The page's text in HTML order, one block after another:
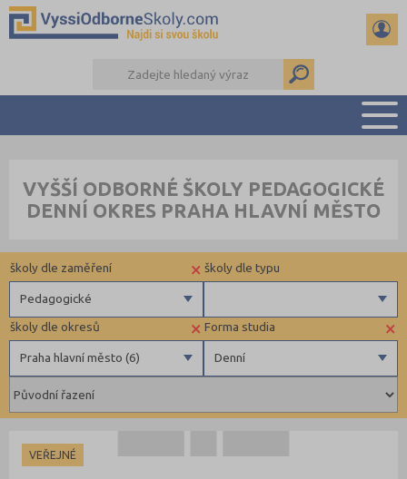
PŘÍPRAVA NA PŘIJÍMAČKY
KALENDÁŘ AKCÍ
DALŠÍ DRUHY ŠKOL
VYŠŠÍ ODBORNÉ ŠKOLY PEDAGOGICKÉ
DENNÍ OKRES PRAHA HLAVNÍ MĚSTO
×
Denní
Forma studia
Dálkové
×
Praha hlavní město (6)
školy dle okresů
Beroun (1)
Brno-město (2)
Děčín (1)
školy dle typu
Krajské
Soukromé
Církevní
×
Pedagogické
školy dle zaměření
Zdravotnické
Ekonomické
Pedagogické
Informatické
Dopravní
Grafické
VEŘEJNÉ